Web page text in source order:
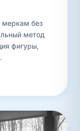
меркам без
метод
фигуры,